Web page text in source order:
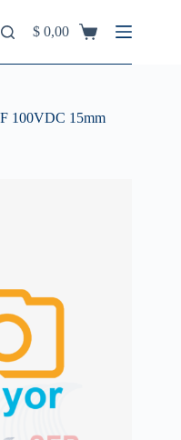
Shopping
$ 0,00
100VDC 15mm